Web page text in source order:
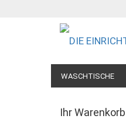
WASCHTISCHE
Ihr Warenkorb